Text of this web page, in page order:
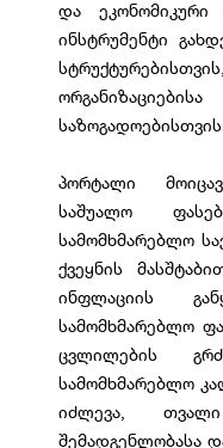
და ეკონომიკური
ინსტრუმენტი
პორტალი
საშუალო
სამომხმარებლო
ქვეყნის
ინფლაციის
სამომხმარებლო
ცვლილების
სამომხმარებლო
იძლევა,
შემადგენლობასა